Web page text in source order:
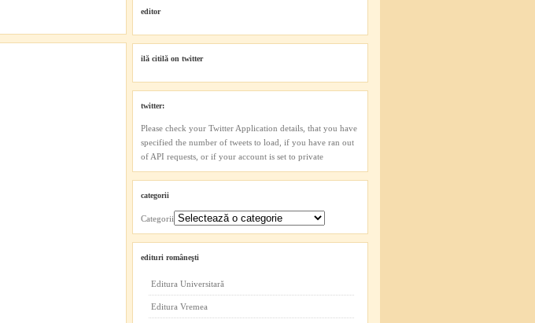
editor
ilă citilă on twitter
twitter:
Please check your Twitter Application details, that you have
specified the number of tweets to load, if you have ran out
of API requests, or if your account is set to private
categorii
Categorii
edituri româneşti
Editura Universitară
Editura Vremea